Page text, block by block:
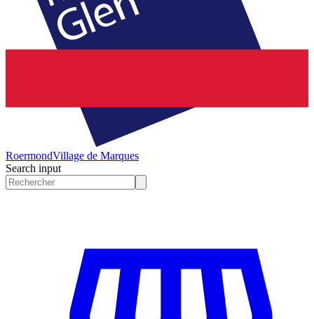
RoermondVillage de Marques
Search input